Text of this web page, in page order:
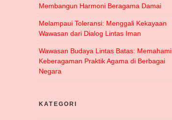
Membangun Harmoni Beragama Damai
Melampaui Toleransi: Menggali Kekayaan
Wawasan dari Dialog Lintas Iman
Wawasan Budaya Lintas Batas: Memahami
Keberagaman Praktik Agama di Berbagai
Negara
KATEGORI